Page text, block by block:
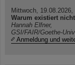
Mittwoch, 19.08.2026,
Warum existiert
Hannah Elfner,
GSI/FAIR/Goethe-
Anmeldung und